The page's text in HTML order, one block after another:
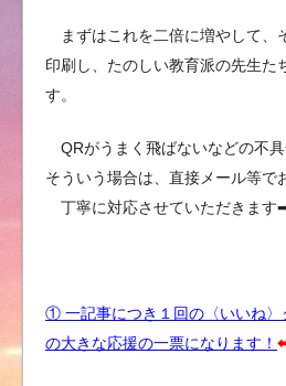
まずはこれを二倍に増やして、
印刷し、たのしい教育派の先生た
す。
QRがうまく飛ばないなどの不具
そういう場合は、直接メール等で
丁寧に対応させていただきます
① 一記事につき１回の〈いいね〉
の大きな応援の一票になります！